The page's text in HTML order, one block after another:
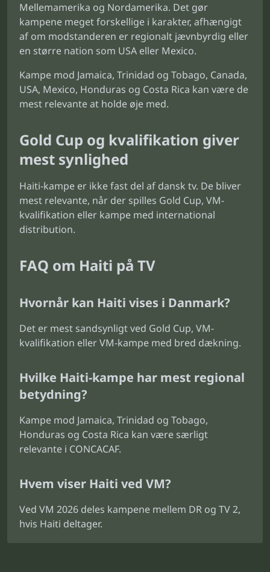
Mellemamerika og Nordamerika. Det gør
kampene meget forskellige i karakter, afhængigt
af om modstanderen er regionalt jævnbyrdig eller
en større nation som USA eller Mexico.
Kampe mod Jamaica, Trinidad og Tobago, Canada,
USA, Mexico, Honduras og Costa Rica kan være de
mest relevante at holde øje med.
Gold Cup og kvalifikation giver
mest synlighed
Haiti-kampe er ikke fast del af dansk tv. De bliver
mest relevante, når der spilles Gold Cup, VM-
kvalifikation eller kampe med international
distribution.
FAQ om Haiti på TV
Hvornår kan Haiti vises i Danmark?
Det er mest sandsynligt ved Gold Cup, VM-
kvalifikation eller VM-kampe med bred dækning.
Hvilke Haiti-kampe har mest regional
betydning?
Kampe mod Jamaica, Trinidad og Tobago,
Honduras og Costa Rica kan være særligt
relevante i CONCACAF.
Hvem viser Haiti ved VM?
Ved VM 2026 deles kampene mellem DR og TV 2,
hvis Haiti deltager.